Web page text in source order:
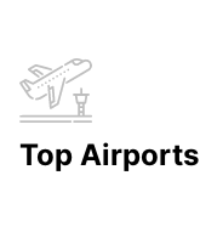
Top Airports